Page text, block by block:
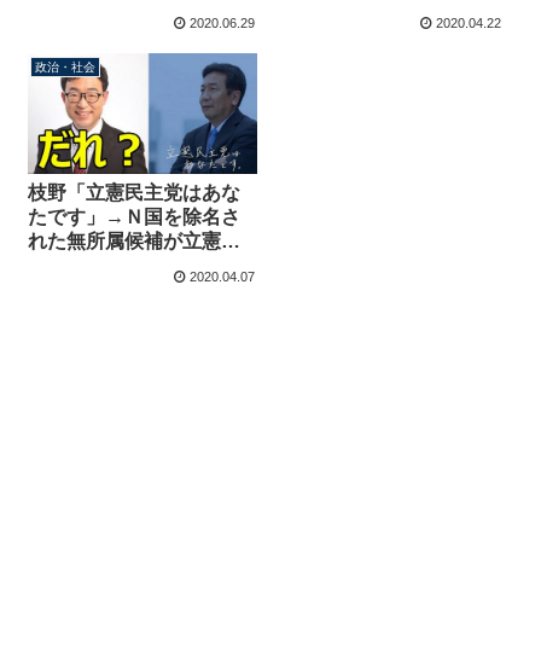
ちづくり」座右の銘「人
2020.06.29
バーを交代させろ」→1か
2020.04.22
政治・社会
枝野「立憲民主党はあな
たです」→Ｎ国を除名さ
れた無所属候補が立憲民
て走り出す事態に
2020.04.07